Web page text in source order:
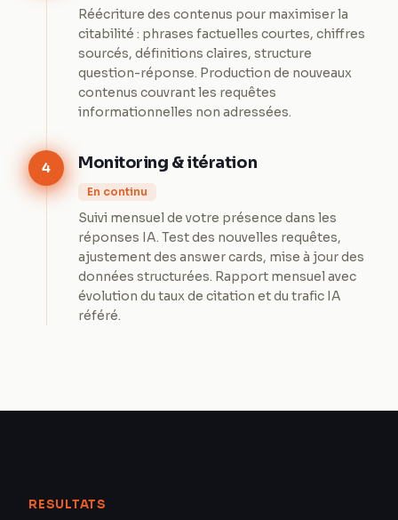
Réécriture des contenus pour maximiser la
citabilité : phrases factuelles courtes, chiffres
sourcés, définitions claires, structure
question-réponse. Production de nouveaux
contenus couvrant les requêtes
informationnelles non adressées.
4 Monitoring & itération
En continu
Suivi mensuel de votre présence dans les
réponses IA. Test des nouvelles requêtes,
ajustement des answer cards, mise à jour des
données structurées. Rapport mensuel avec
évolution du taux de citation et du trafic IA
référé.
RESULTATS